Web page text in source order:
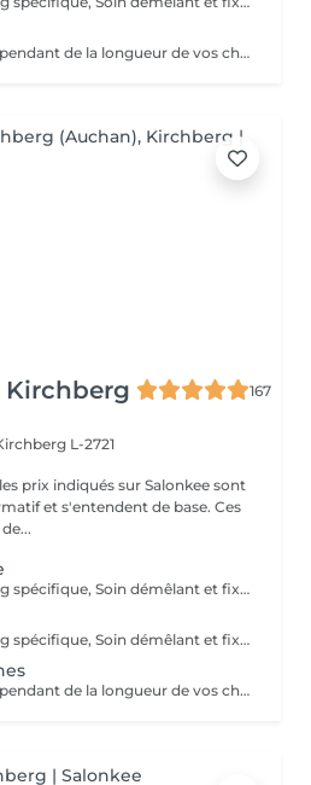
Le tarif final peut varier dépendant de la longueur de vos cheveux ainsi que des soins et produits utilisés.
Kirchberg
167
L-2721
prix indiqués sur Salonkee sont
et s'entendent de base. Ces
Diagnostique, Shampooing spécifique, Soin démêlant et fixation inclus. Veuillez prendre note que les prix indiqués sur Salonkee sont communiqués à titre informatif et s'entendent de base. Ces derniers sont susceptibles de varier selon le diagnostic réalisé à votre arrivée au salon et l'expertise du professionnel à qui vous confiez votre beauté. Dans tous les cas, un devis précis vous sera proposé et toutes réalisations de prestations seront effectuées avec votre accord.
Diagnostique, Shampooing spécifique, Soin démêlant et fixation inclus. Veuillez prendre note que les prix indiqués sur Salonkee sont communiqués à titre informatif et s'entendent de base. Ces derniers sont susceptibles de varier selon le diagnostic réalisé à votre arrivée au salon et l'expertise du professionnel à qui vous confiez votre beauté. Dans tous les cas, un devis précis vous sera proposé et toutes réalisations de prestations seront effectuées avec votre accord.
Le tarif final peut varier dépendant de la longueur de vos cheveux ainsi que des soins et produits utilisés.